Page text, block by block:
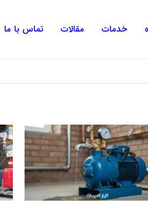
خدمات مقالات تماس با ما
و